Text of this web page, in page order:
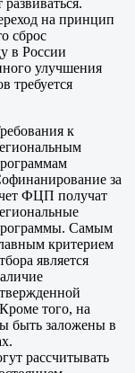
на принцип
сброс
в России
улучшения
требуется
к
за
ФЦП получат
Самым
критерием
является
того, на
быть заложены в
рассчитывать